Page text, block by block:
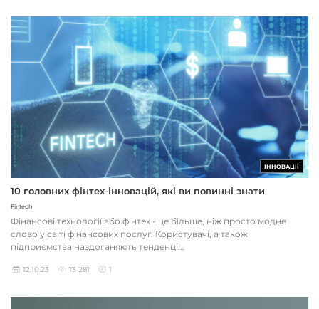
ІННОВАЦІЇ
10 головних фінтех-інновацій, які ви повинні знати
Fintech
Фінансові технології або фінтех - це більше, ніж просто модне
слово у світі фінансових послуг. Користувачі, а також
підприємства наздоганяють тенденці...
12.10.23 13 281 1